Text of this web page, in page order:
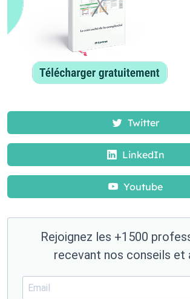
Twitter
LinkedIn
Youtube
Rejoignez les +1500
recevant nos conseils et